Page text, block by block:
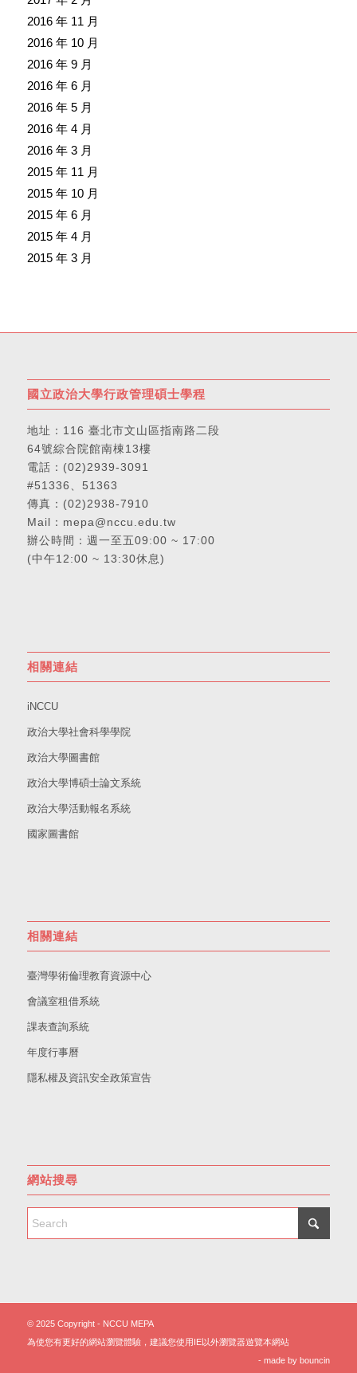
2016 年 11 月
2016 年 10 月
2016 年 9 月
2016 年 6 月
2016 年 5 月
2016 年 4 月
2016 年 3 月
2015 年 11 月
2015 年 10 月
2015 年 6 月
2015 年 4 月
2015 年 3 月
國立政治大學行政管理碩士學程
地址： 116 臺北市文山區指南路二段
64號綜合院館南棟13樓
電話： (02)2939-3091
#51336、51363
傳真：(02)2938-7910
Mail： mepa@nccu.edu.tw
辦公時間：週一至五09:00 ~ 17:00
(中午12:00 ~ 13:30休息)
相關連結
iNCCU
政治大學社會科學學院
政治大學圖書館
政治大學博碩士論文系統
政治大學活動報名系統
國家圖書館
相關連結
臺灣學術倫理教育資源中心
會議室租借系統
課表查詢系統
年度行事曆
隱私權及資訊安全政策宣告
網站搜尋
© 2025 Copyright - NCCU MEPA
為使您有更好的網站瀏覽體驗，建議您使用IE以外瀏覽器遊覽本網站
- made by bouncin